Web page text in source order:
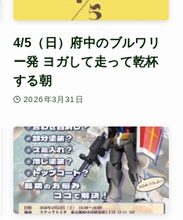
4/5（日）府中のブルワリ
ー発 ヨガして走って乾杯
する朝
2026年3月31日